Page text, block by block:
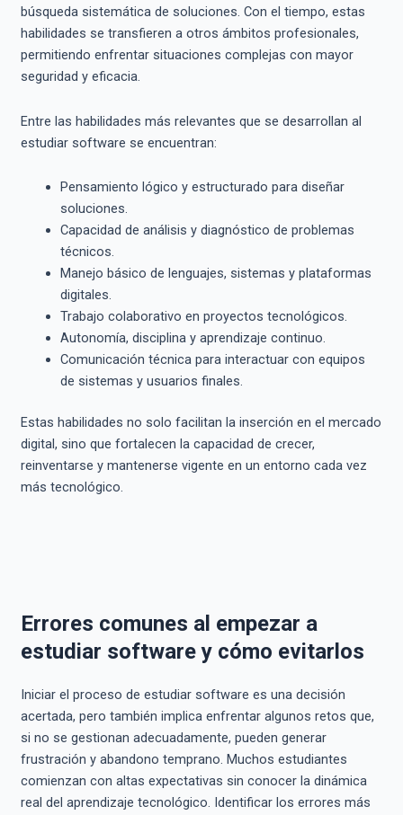
búsqueda sistemática de soluciones. Con el tiempo, estas
habilidades se transfieren a otros ámbitos profesionales,
permitiendo enfrentar situaciones complejas con mayor
seguridad y eficacia.
Entre las habilidades más relevantes que se desarrollan al
estudiar software se encuentran:
Pensamiento lógico y estructurado para diseñar
soluciones.
Capacidad de análisis y diagnóstico de problemas
técnicos.
Manejo básico de lenguajes, sistemas y plataformas
digitales.
Trabajo colaborativo en proyectos tecnológicos.
Autonomía, disciplina y aprendizaje continuo.
Comunicación técnica para interactuar con equipos
de sistemas y usuarios finales.
Estas habilidades no solo facilitan la inserción en el mercado
digital, sino que fortalecen la capacidad de crecer,
reinventarse y mantenerse vigente en un entorno cada vez
más tecnológico.
Errores comunes al empezar a
estudiar software y cómo evitarlos
Iniciar el proceso de estudiar software es una decisión
acertada, pero también implica enfrentar algunos retos que,
si no se gestionan adecuadamente, pueden generar
frustración y abandono temprano. Muchos estudiantes
comienzan con altas expectativas sin conocer la dinámica
real del aprendizaje tecnológico. Identificar los errores más